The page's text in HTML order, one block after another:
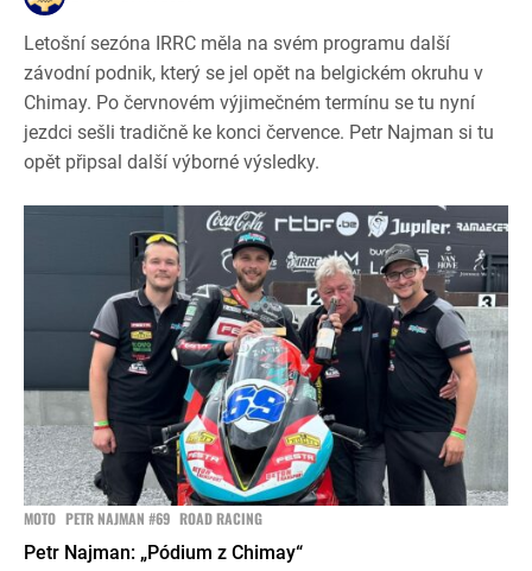
Letošní sezóna IRRC měla na svém programu další
závodní podnik, který se jel opět na belgickém okruhu v
Chimay. Po červnovém výjimečném termínu se tu nyní
jezdci sešli tradičně ke konci července. Petr Najman si tu
opět připsal další výborné výsledky.
MOTO PETR NAJMAN #69 ROAD RACING
Petr Najman: „Pódium z Chimay“